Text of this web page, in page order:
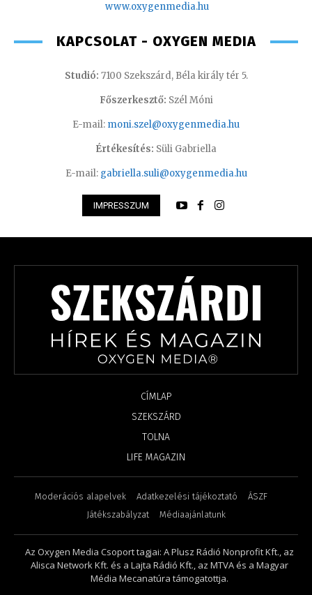
www.oxygenmedia.hu
KAPCSOLAT - OXYGEN MEDIA
Studió: 7100 Szekszárd, Béla király tér 5.
Főszerkesztő: Szél Móni
E-mail: moni.szel@oxygenmedia.hu
Értékesítés: Süli Gabriella
E-mail: gabriella.suli@oxygenmedia.hu
IMPRESSZUM
CÍMLAP
SZEKSZÁRD
TOLNA
LIFE MAGAZIN
Moderációs alapelvek Adatkezelési tájékoztató
ÁSZF
Játékszabályzat
Médiaajánlatunk
Az Oxygen Media Csoport tagjai: A Plusz Rádió Nonprofit Kft., az
Alisca Network Kft. és a Lajta Rádió Kft., az MTVA és a Magyar
Média Mecanatúra támogatottja.